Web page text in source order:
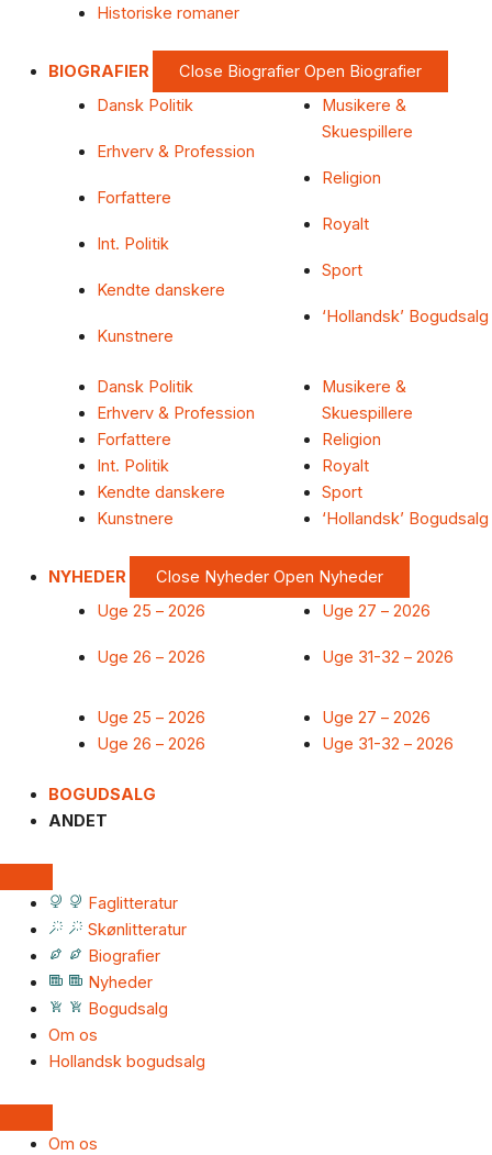
Historiske romaner
BIOGRAFIER Close Biografier Open Biografier
Dansk Politik
Erhverv & Profession
Forfattere
Int. Politik
Kendte danskere
Kunstnere
Musikere &
Skuespillere
Religion
Royalt
Sport
‘Hollandsk’ Bogudsalg
Dansk Politik
Erhverv & Profession
Forfattere
Int. Politik
Kendte danskere
Kunstnere
Musikere &
Skuespillere
Religion
Royalt
Sport
‘Hollandsk’ Bogudsalg
NYHEDER Close Nyheder Open Nyheder
Uge 25 – 2026
Uge 26 – 2026
Uge 27 – 2026
Uge 31-32 – 2026
Uge 25 – 2026
Uge 26 – 2026
Uge 27 – 2026
Uge 31-32 – 2026
BOGUDSALG
ANDET
Faglitteratur
Skønlitteratur
Biografier
Nyheder
Bogudsalg
Om os
Hollandsk bogudsalg
Om os